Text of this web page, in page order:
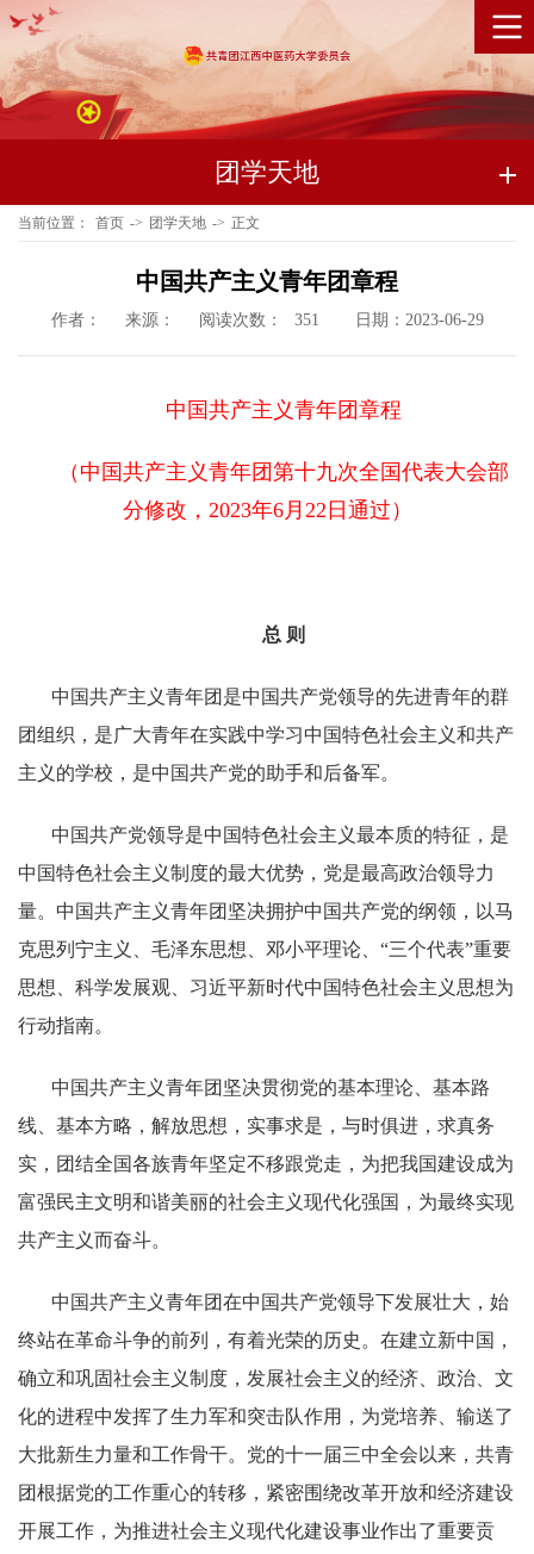
团学天地
当前位置： 首页 -> 团学天地 -> 正文
中国共产主义青年团章程
作者： 来源： 阅读次数： 351 日期：2023-06-29
中国共产主义青年团章程
（中国共产主义青年团第十九次全国代表大会部
分修改，2023年6月22日通过）
总 则
中国共产主义青年团是中国共产党领导的先进青年的群
团组织，是广大青年在实践中学习中国特色社会主义和共产
主义的学校，是中国共产党的助手和后备军。
中国共产党领导是中国特色社会主义最本质的特征，是
中国特色社会主义制度的最大优势，党是最高政治领导力
量。中国共产主义青年团坚决拥护中国共产党的纲领，以马
克思列宁主义、毛泽东思想、邓小平理论、“三个代表”重要
思想、科学发展观、习近平新时代中国特色社会主义思想为
行动指南。
中国共产主义青年团坚决贯彻党的基本理论、基本路
线、基本方略，解放思想，实事求是，与时俱进，求真务
实，团结全国各族青年坚定不移跟党走，为把我国建设成为
富强民主文明和谐美丽的社会主义现代化强国，为最终实现
共产主义而奋斗。
中国共产主义青年团在中国共产党领导下发展壮大，始
终站在革命斗争的前列，有着光荣的历史。在建立新中国，
确立和巩固社会主义制度，发展社会主义的经济、政治、文
化的进程中发挥了生力军和突击队作用，为党培养、输送了
大批新生力量和工作骨干。党的十一届三中全会以来，共青
团根据党的工作重心的转移，紧密围绕改革开放和经济建设
开展工作，为推进社会主义现代化建设事业作出了重要贡